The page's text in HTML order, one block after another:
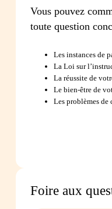
Vous pouvez
toute question
Les instances de
La Loi sur
La réussite de
Le bien-être de
Les problèmes
Foire aux